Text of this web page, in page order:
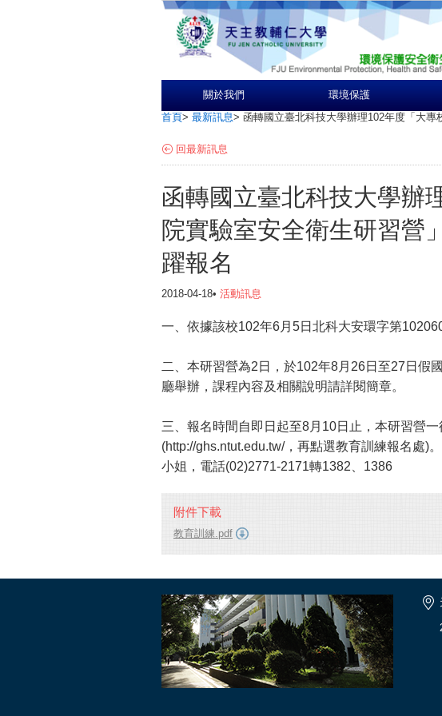
關於我們 環境保護
首頁> 最新訊息> 函轉國立臺北科技大學辦理102年度「大
回最新訊息
函轉國立臺北科技大學辦
院實驗室安全衛生研習
躍報名
2018-04-18• 活動訊息
一、依據該校102年6月5日北科大安環字第
二、本研習營為2日，於102年8月26日至27日假
廳舉辦，課程內容及相關說明請詳閱簡章。
三、報名時間自即日起至8月10日止，本研習營一
(http://ghs.ntut.edu.tw/，再點選教育訓練報名處)
小姐，電話(02)2771-2171轉1382、1386
附件下載
教育訓練.pdf